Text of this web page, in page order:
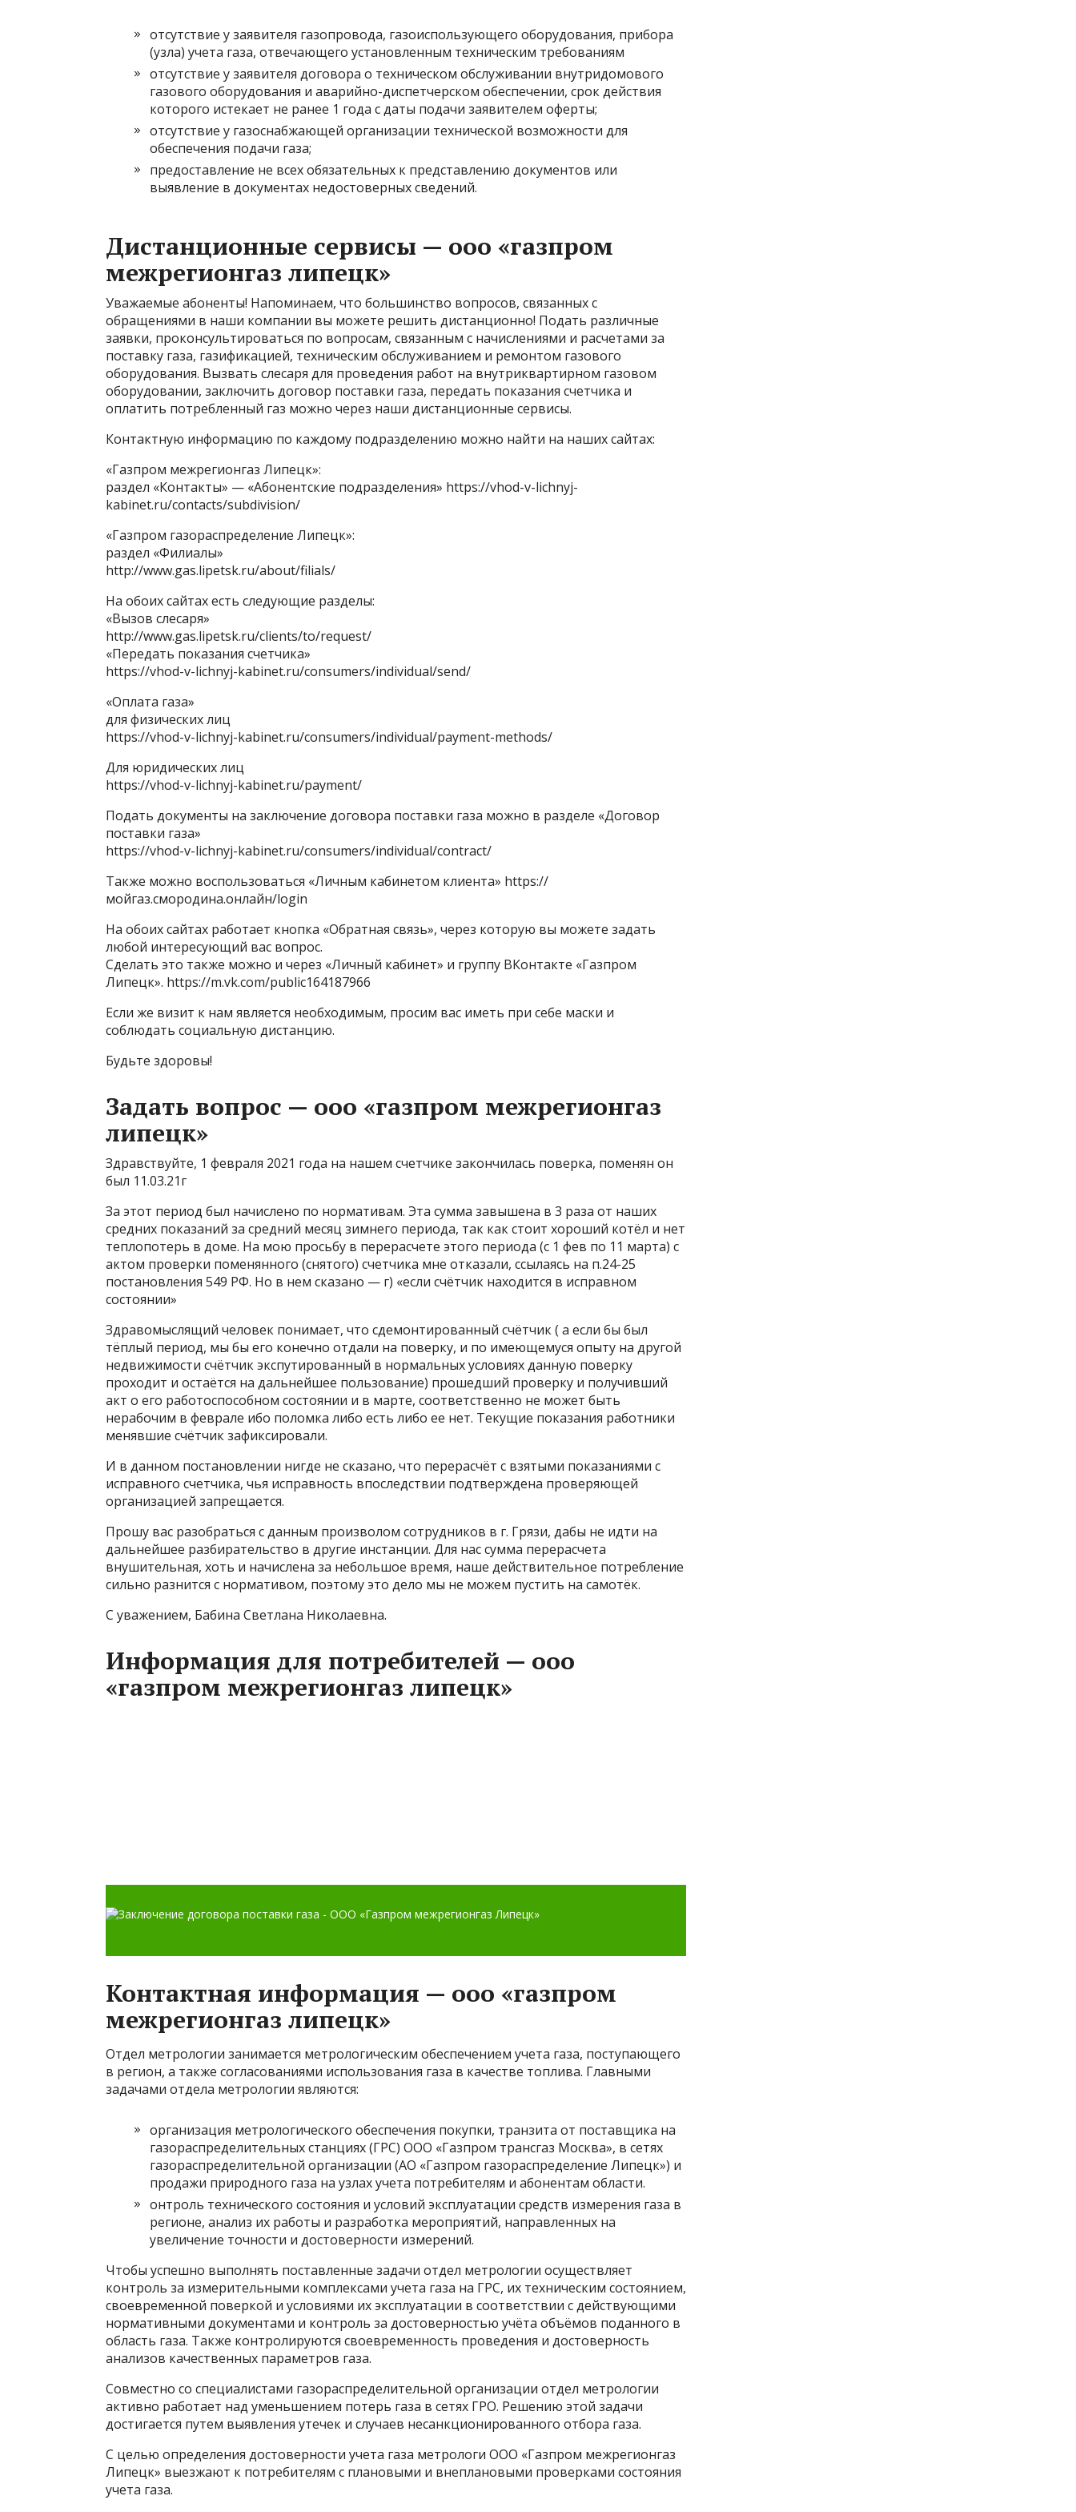
отсутствие у заявителя газопровода, газоиспользующего оборудования, прибора
(узла) учета газа, отвечающего установленным техническим требованиям
отсутствие у заявителя договора о техническом обслуживании внутридомового
газового оборудования и аварийно-диспетчерском обеспечении, срок действия
которого истекает не ранее 1 года с даты подачи заявителем оферты;
отсутствие у газоснабжающей организации технической возможности для
обеспечения подачи газа;
предоставление не всех обязательных к представлению документов или
выявление в документах недостоверных сведений.
Дистанционные сервисы — ооо «газпром
межрегионгаз липецк»
Уважаемые абоненты! Напоминаем, что большинство вопросов, связанных с
обращениями в наши компании вы можете решить дистанционно! Подать различные
заявки, проконсультироваться по вопросам, связанным с начислениями и расчетами за
поставку газа, газификацией, техническим обслуживанием и ремонтом газового
оборудования. Вызвать слесаря для проведения работ на внутриквартирном газовом
оборудовании, заключить договор поставки газа, передать показания счетчика и
оплатить потребленный газ можно через наши дистанционные сервисы.
Контактную информацию по каждому подразделению можно найти на наших сайтах:
«Газпром межрегионгаз Липецк»:
раздел «Контакты» — «Абонентские подразделения» https://vhod-v-lichnyj-
kabinet.ru/contacts/subdivision/
«Газпром газораспределение Липецк»:
раздел «Филиалы»
http://www.gas.lipetsk.ru/about/filials/
На обоих сайтах есть следующие разделы:
«Вызов слесаря»
http://www.gas.lipetsk.ru/clients/to/request/
«Передать показания счетчика»
https://vhod-v-lichnyj-kabinet.ru/consumers/individual/send/
«Оплата газа»
для физических лиц
https://vhod-v-lichnyj-kabinet.ru/consumers/individual/payment-methods/
Для юридических лиц
https://vhod-v-lichnyj-kabinet.ru/payment/
Подать документы на заключение договора поставки газа можно в разделе «Договор
поставки газа»
https://vhod-v-lichnyj-kabinet.ru/consumers/individual/contract/
Также можно воспользоваться «Личным кабинетом клиента» https://
мойгаз.смородина.онлайн/login
На обоих сайтах работает кнопка «Обратная связь», через которую вы можете задать
любой интересующий вас вопрос.
Сделать это также можно и через «Личный кабинет» и группу ВКонтакте «Газпром
Липецк». https://m.vk.com/public164187966
Если же визит к нам является необходимым, просим вас иметь при себе маски и
соблюдать социальную дистанцию.
Будьте здоровы!
Задать вопрос — ооо «газпром межрегионгаз
липецк»
Здравствуйте, 1 февраля 2021 года на нашем счетчике закончилась поверка, поменян он
был 11.03.21г
За этот период был начислено по нормативам. Эта сумма завышена в 3 раза от наших
средних показаний за средний месяц зимнего периода, так как стоит хороший котёл и нет
теплопотерь в доме. На мою просьбу в перерасчете этого периода (с 1 фев по 11 марта) с
актом проверки поменянного (снятого) счетчика мне отказали, ссылаясь на п.24-25
постановления 549 РФ. Но в нем сказано — г) «если счётчик находится в исправном
состоянии»
Здравомыслящий человек понимает, что сдемонтированный счётчик ( а если бы был
тёплый период, мы бы его конечно отдали на поверку, и по имеющемуся опыту на другой
недвижимости счётчик экспутированный в нормальных условиях данную поверку
проходит и остаётся на дальнейшее пользование) прошедший проверку и получивший
акт о его работоспособном состоянии и в марте, соответственно не может быть
нерабочим в феврале ибо поломка либо есть либо ее нет. Текущие показания работники
менявшие счётчик зафиксировали.
И в данном постановлении нигде не сказано, что перерасчёт с взятыми показаниями с
исправного счетчика, чья исправность впоследствии подтверждена проверяющей
организацией запрещается.
Прошу вас разобраться с данным произволом сотрудников в г. Грязи, дабы не идти на
дальнейшее разбирательство в другие инстанции. Для нас сумма перерасчета
внушительная, хоть и начислена за небольшое время, наше действительное потребление
сильно разнится с нормативом, поэтому это дело мы не можем пустить на самотёк.
С уважением, Бабина Светлана Николаевна.
Информация для потребителей — ооо
«газпром межрегионгаз липецк»
Контактная информация — ооо «газпром
межрегионгаз липецк»
Отдел метрологии занимается метрологическим обеспечением учета газа, поступающего
в регион, а также согласованиями использования газа в качестве топлива. Главными
задачами отдела метрологии являются:
организация метрологического обеспечения покупки, транзита от поставщика на
газораспределительных станциях (ГРС) ООО «Газпром трансгаз Москва», в сетях
газораспределительной организации (АО «Газпром газораспределение Липецк») и
продажи природного газа на узлах учета потребителям и абонентам области.
онтроль технического состояния и условий эксплуатации средств измерения газа в
регионе, анализ их работы и разработка мероприятий, направленных на
увеличение точности и достоверности измерений.
Чтобы успешно выполнять поставленные задачи отдел метрологии осуществляет
контроль за измерительными комплексами учета газа на ГРС, их техническим состоянием,
своевременной поверкой и условиями их эксплуатации в соответствии с действующими
нормативными документами и контроль за достоверностью учёта объёмов поданного в
область газа. Также контролируются своевременность проведения и достоверность
анализов качественных параметров газа.
Совместно со специалистами газораспределительной организации отдел метрологии
активно работает над уменьшением потерь газа в сетях ГРО. Решению этой задачи
достигается путем выявления утечек и случаев несанкционированного отбора газа.
С целью определения достоверности учета газа метрологи ООО «Газпром межрегионгаз
Липецк» выезжают к потребителям с плановыми и внеплановыми проверками состояния
учета газа.